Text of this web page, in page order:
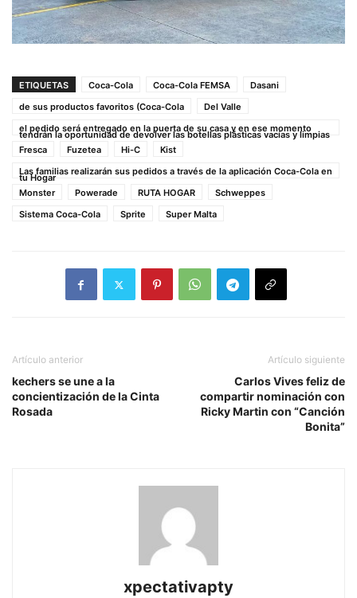
ETIQUETAS Coca-Cola Coca-Cola FEMSA
Dasani
de sus productos favoritos (Coca-Cola
Del Valle
el pedido será entregado en la puerta de su casa y en ese momento
tendrán la oportunidad de devolver las botellas plásticas vacías y limpias
Fresca
Fuzetea Hi-C
Kist
Las familias realizarán sus pedidos a través de la aplicación Coca-Cola en
tu Hogar
Monster
Powerade RUTA HOGAR
Schweppes
Sistema Coca-Cola
Sprite Super Malta
Artículo anterior
kechers se une a la
concientización de la Cinta
Rosada
Artículo siguiente
Carlos Vives feliz de
compartir nominación con
Ricky Martin con “Canción
Bonita”
xpectativapty